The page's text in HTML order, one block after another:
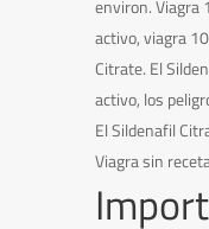
environ. Viagra
activo, viagra
Citrate. El
activo, los
El Sildenafil
Viagra sin